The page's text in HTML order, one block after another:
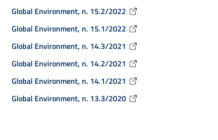
Global Environment, n. 15.2/2022
Global Environment, n. 15.1/2022
Global Environment, n. 14.3/2021
Global Environment, n. 14.2/2021
Global Environment, n. 14.1/2021
Global Environment, n. 13.3/2020